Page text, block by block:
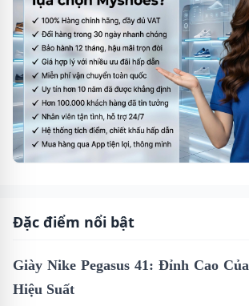
Đặc điểm nổi bật
Giày Nike Pegasus 41: Đỉnh Cao
Hiệu Suất